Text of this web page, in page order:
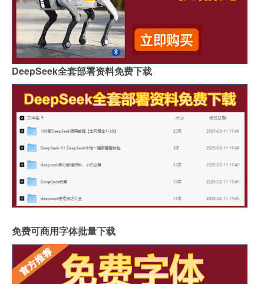
DeepSeek全套部署资料免费下载
免费可商用字体批量下载